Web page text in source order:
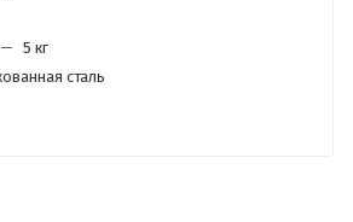
— 5 кг
сталь